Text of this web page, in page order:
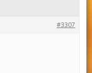
#3307